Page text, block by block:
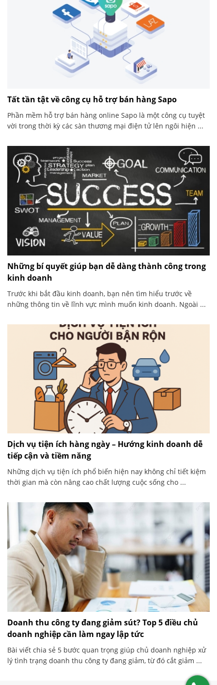
Tất tần tật về công cụ hỗ trợ bán hàng Sapo
Phần mềm hỗ trợ bán hàng online Sapo là một công cụ tuyệt
vời trong thời kỳ các sàn thương mại điện tử lên ngôi hiện ...
Những bí quyết giúp bạn dễ dàng thành công trong
kinh doanh
Trước khi bắt đầu kinh doanh, bạn nên tìm hiểu trước về
những thông tin về lĩnh vực mình muốn kinh doanh. Ngoài ...
Dịch vụ tiện ích hàng ngày – Hướng kinh doanh dễ
tiếp cận và tiềm năng
Những dịch vụ tiện ích phổ biến hiện nay không chỉ tiết kiệm
thời gian mà còn nâng cao chất lượng cuộc sống cho ...
Doanh thu công ty đang giảm sút? Top 5 điều chủ
doanh nghiệp cần làm ngay lập tức
Bài viết chia sẻ 5 bước quan trọng giúp chủ doanh nghiệp xử
lý tình trạng doanh thu công ty đang giảm, từ đó cắt giảm ...